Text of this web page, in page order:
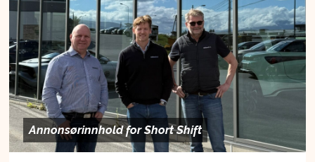
Annonsørinnhold for Short Shift